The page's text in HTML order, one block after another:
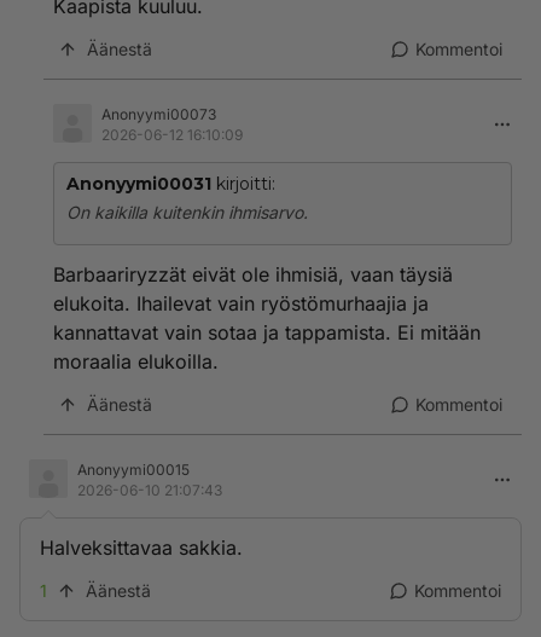
Kaapista kuuluu.
Äänestä Kommentoi
Anonyymi00073
2026-06-12 16:10:09
Anonyymi00031 kirjoitti:
On kaikilla kuitenkin ihmisarvo.
Barbaariryzzät eivät ole ihmisiä, vaan täysiä
elukoita. Ihailevat vain ryöstömurhaajia ja
kannattavat vain sotaa ja tappamista. Ei mitään
moraalia elukoilla.
Äänestä Kommentoi
Anonyymi00015
2026-06-10 21:07:43
Halveksittavaa sakkia.
1 Äänestä Kommentoi